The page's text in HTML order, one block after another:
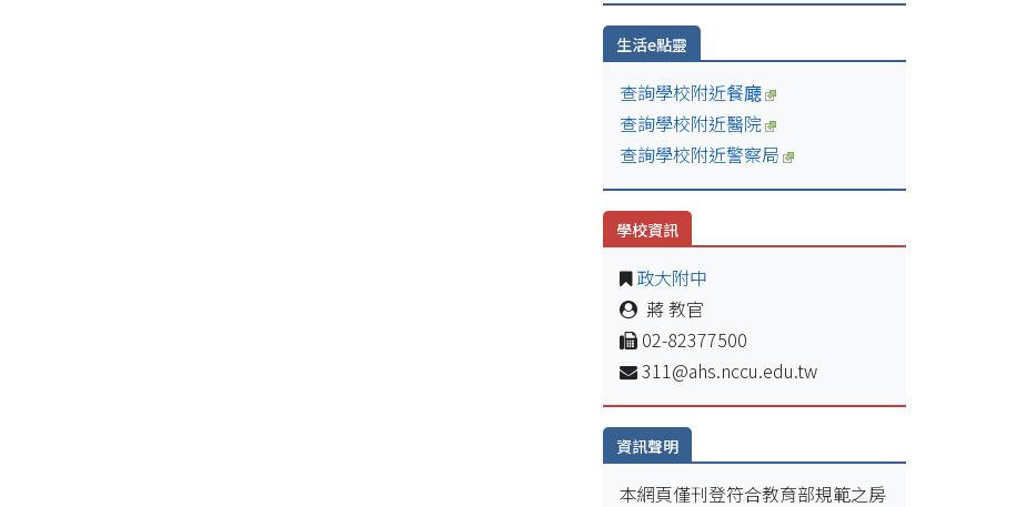
生活e點靈
查詢學校附近餐廰
查詢學校附近醫院
查詢學校附近警察局
學校資訊
政大附中
蔣 教官
02-82377500
311@ahs.nccu.edu.tw
資訊聲明
本網頁僅刊登符合教育部規範之房